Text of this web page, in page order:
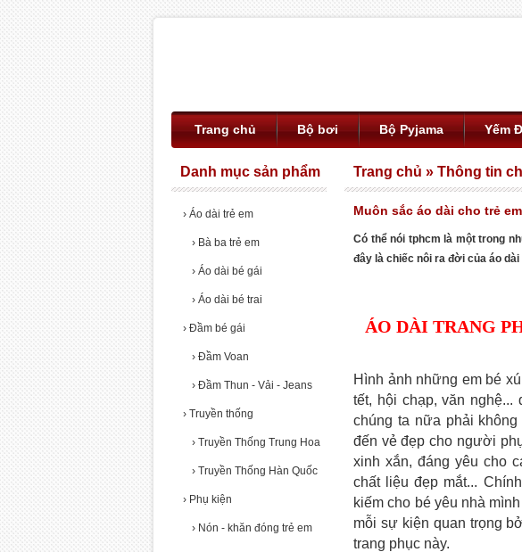
Muôn sắc áo dài cho trẻ
Có thể nói tphcm là một trong
đây là chiếc nôi ra đời của áo dài
ÁO DÀI TRANG
Hình ảnh những em bé
tết, hội chạp, văn
chúng ta nữa phải
đến vẻ đẹp cho người
xinh xắn, đáng yêu cho
chất liệu đẹp mắt...
kiếm cho bé yêu nhà
mỗi sự kiện quan trọng
trang phục này.
Trang chủ » Thông tin
Danh mục sản phẩm
› Áo dài trẻ em
› Bà ba trẻ em
› Áo dài bé gái
› Áo dài bé trai
› Đầm bé gái
› Đầm Voan
› Đầm Thun - Vải - Jeans
› Truyền thống
› Truyền Thống Trung Hoa
› Truyền Thống Hàn Quốc
› Phụ kiện
› Nón - khăn đóng trẻ em
Trang chủ Bộ bơi Bộ Pyjama Yếm